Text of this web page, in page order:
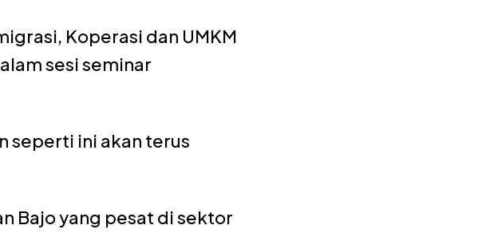
Koperasi dan UMKM
sesi seminar
seperti ini akan terus
Bajo yang pesat di sektor